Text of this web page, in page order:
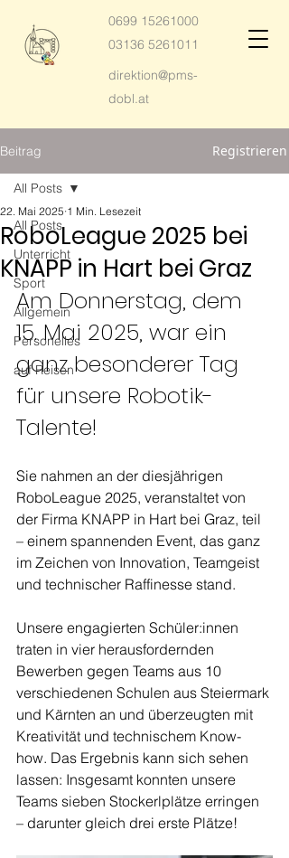
0699 15261000
03136 5261011
direktion@pms-
dobl.at
Beitrag Registrieren
All Posts
Unterricht
Sport
Allgemein
Personelles
auf Reisen
All Posts
RoboLeague 2025 bei
KNAPP in Hart bei Graz
22. Mai 2025 1 Min. Lesezeit
Am Donnerstag, dem
15. Mai 2025, war ein
ganz besonderer Tag
für unsere Robotik-
Talente!
Sie nahmen an der diesjährigen
RoboLeague 2025, veranstaltet von
der Firma KNAPP in Hart bei Graz, teil
– einem spannenden Event, das ganz
im Zeichen von Innovation, Teamgeist
und technischer Raffinesse stand.
Unsere engagierten Schüler:innen
traten in vier herausfordernden
Bewerben gegen Teams aus 10
verschiedenen Schulen aus Steiermark
und Kärnten an und überzeugten mit
Kreativität und technischem Know-
how. Das Ergebnis kann sich sehen
lassen: Insgesamt konnten unsere
Teams sieben Stockerlplätze erringen
– darunter gleich drei erste Plätze!